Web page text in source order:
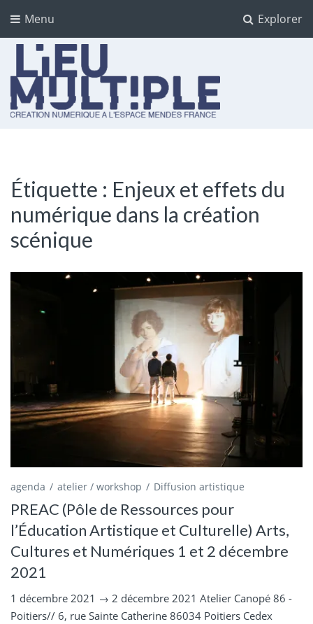
Explorer
Menu
Étiquette : Enjeux et effets du
numérique dans la création
scénique
agenda atelier / workshop Diffusion artistique
PREAC (Pôle de Ressources pour
l’Éducation Artistique et Culturelle) Arts,
Cultures et Numériques 1 et 2 décembre
2021
1 décembre 2021 → 2 décembre 2021 Atelier Canopé 86 -
Poitiers// 6, rue Sainte Catherine 86034 Poitiers Cedex